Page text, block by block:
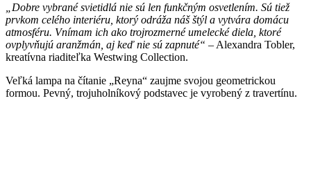
„Dobre vybrané svietidlá nie sú len funkčným osvetlením. Sú tiež
prvkom celého interiéru, ktorý odráža náš štýl a vytvára domácu
atmosféru. Vnímam ich ako trojrozmerné umelecké diela, ktoré
ovplyvňujú aranžmán, aj keď nie sú zapnuté“ – Alexandra Tobler,
kreatívna riaditeľka Westwing Collection.
Veľká lampa na čítanie „Reyna“ zaujme svojou geometrickou
formou. Pevný, trojuholníkový podstavec je vyrobený z travertínu.